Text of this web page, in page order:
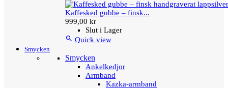
Kaffesked gubbe – finsk...
999,00 kr
Slut i Lager
 Quick view
Smycken
Smycken
Ankelkedjor
Armband
Kazka-armband